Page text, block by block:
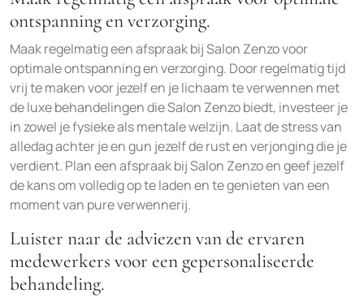
ontspanning en verzorging.
Maak regelmatig een afspraak bij Salon Zenzo voor
optimale ontspanning en verzorging. Door regelmatig tijd
vrij te maken voor jezelf en je lichaam te verwennen met
de luxe behandelingen die Salon Zenzo biedt, investeer je
in zowel je fysieke als mentale welzijn. Laat de stress van
alledag achter je en gun jezelf de rust en verjonging die je
verdient. Plan een afspraak bij Salon Zenzo en geef jezelf
de kans om volledig op te laden en te genieten van een
moment van pure verwennerij.
Luister naar de adviezen van de ervaren
medewerkers voor een gepersonaliseerde
behandeling.